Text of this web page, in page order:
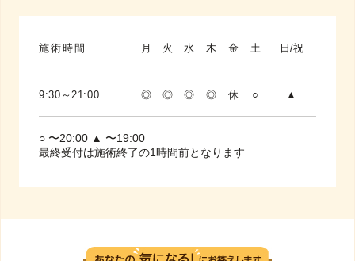
施術時間 月 火 水 木 金 土 日/祝
9:30～21:00 ◎ ◎ ◎ ◎ 休 ○ ▲
○ 〜20:00 ▲ 〜19:00
最終受付は施術終了の1時間前となります